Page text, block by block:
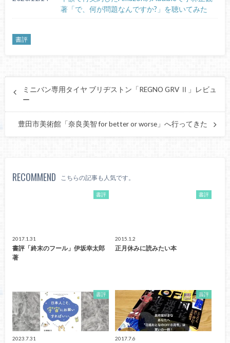
著「で、何が問題なんですか?」を聴いてみた
書評
ミニバン専用タイヤ ブリヂストン「REGNO GRV Ⅱ」レビュ
ー
豊田市美術館「奈良美智 for better or worse」へ行ってきた
RECOMMEND こちらの記事も人気です。
書評
2017.1.31
書評「終末のフール」伊坂幸太郎
著
書評
2015.1.2
正月休みに読みたい本
書評
2023.7.31
書評
2017.7.6